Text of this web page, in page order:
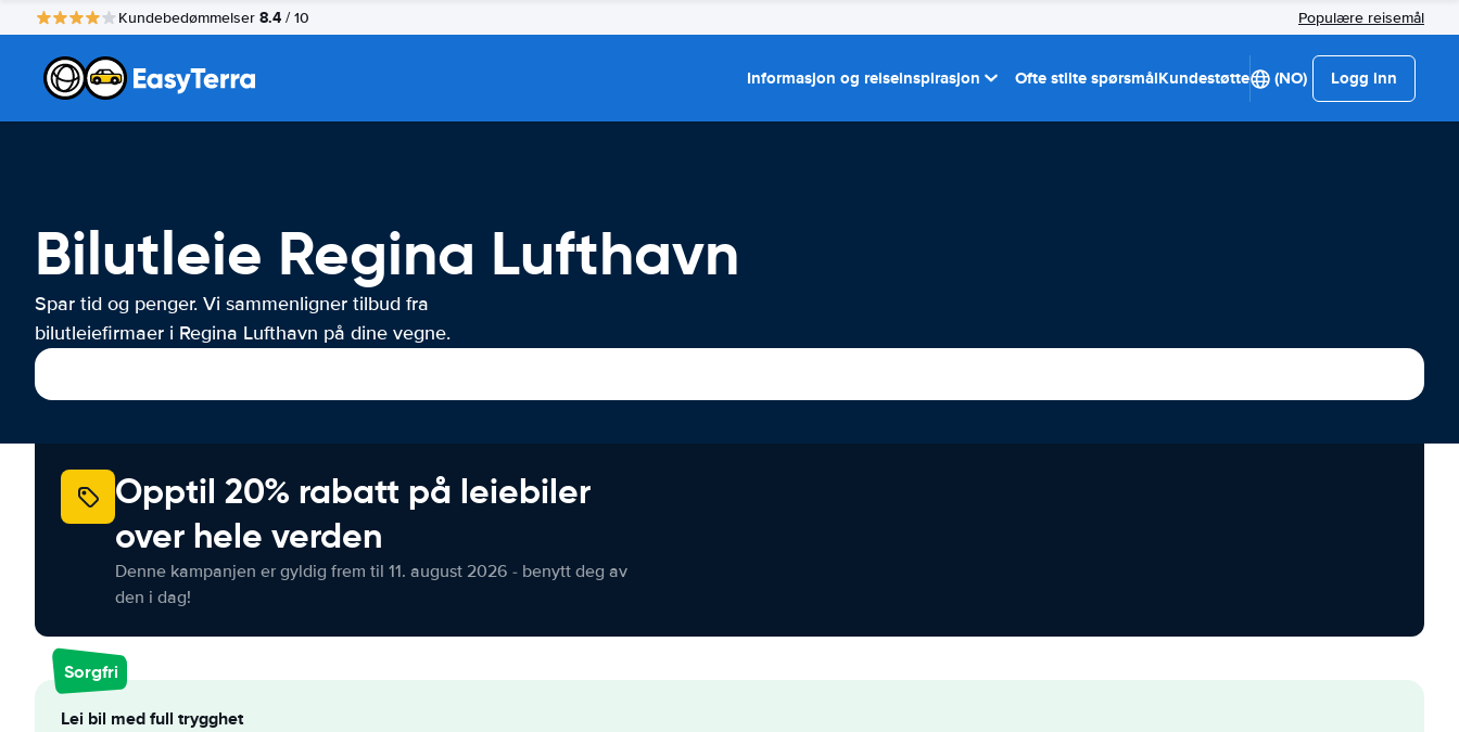
Kundebedømmelser 8.4 / 10 Populære reisemål
Informasjon og reiseinspirasjon Ofte stilte spørsmålKundestøtte (NO) Logg inn
Bilutleie Regina Lufthavn
Spar tid og penger. Vi sammenligner tilbud fra
bilutleiefirmaer i Regina Lufthavn på dine vegne.
Opptil 20% rabatt på leiebiler
over hele verden
Denne kampanjen er gyldig frem til 11. august 2026 - benytt deg av
den i dag!
Sorgfri
Lei bil med full trygghet